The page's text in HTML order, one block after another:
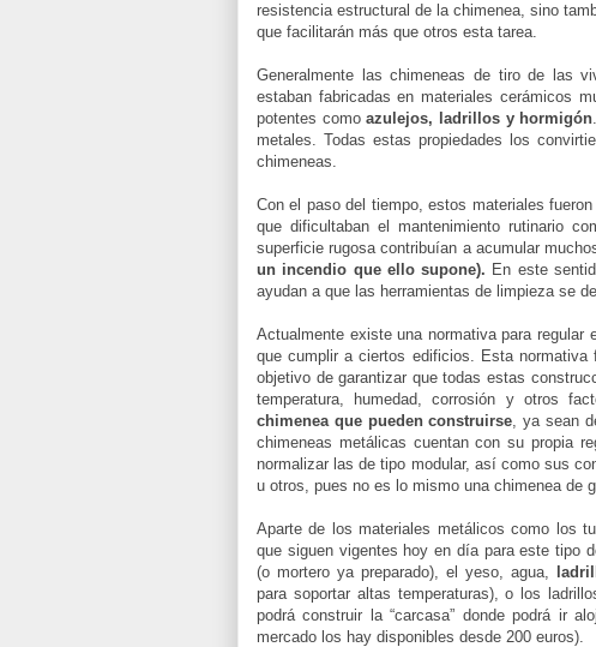
resistencia estructural de la chimenea, sino
que facilitarán más que otros esta tarea.
Generalmente las chimeneas de tiro de las
estaban fabricadas en materiales cerámicos
potentes comoazulejos, ladrillos y hormigón
metales. Todas estas propiedades los
chimeneas.
Con el paso del tiempo, estos materiales
que dificultaban el mantenimiento rutinario
superficie rugosa contribuían a acumular
un incendio que ello supone). En este
ayudan a que las herramientas de limpieza se
Actualmente existe una normativa para
que cumplir a ciertos edificios. Esta
objetivo de garantizar que todas estas
temperatura, humedad, corrosión y otros
chimenea que pueden construirse, ya sean
chimeneas metálicas cuentan con su propia
normalizar las de tipo modular, así como sus
u otros, pues no es lo mismo una chimenea de
Aparte de los materiales metálicos como los
que siguen vigentes hoy en día para este tipo
(o mortero ya preparado), el yeso, agua,
para soportar altas temperaturas), o los
podrá construir la “carcasa” donde podrá ir
mercado los hay disponibles desde 200 euros).